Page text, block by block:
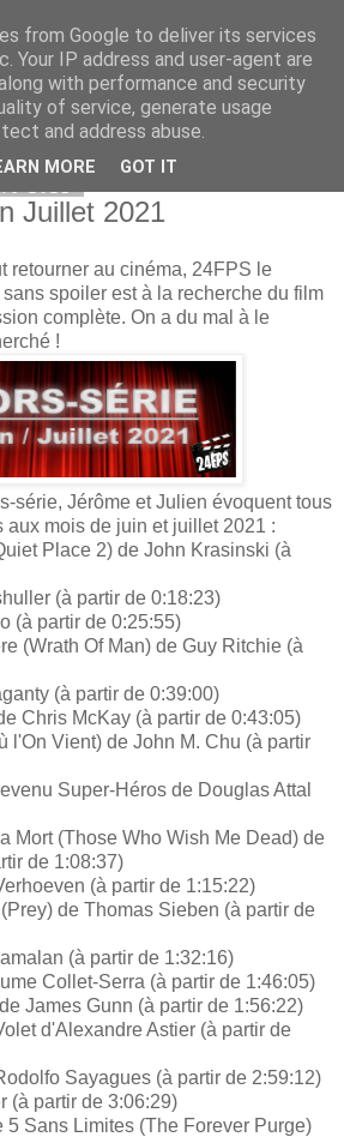
Juillet 2021
retourner au cinéma, 24FPS le
spoiler est à la recherche du film
complète. On a du mal à le
!
série, Jérôme et Julien évoquent tous
aux mois de juin et juillet 2021 :
Place 2) de John Krasinski (à
(à partir de 0:18:23)
(à partir de 0:25:55)
(Wrath Of Man) de Guy Ritchie (à
(à partir de 0:39:00)
Chris McKay (à partir de 0:43:05)
l'On Vient) de John M. Chu (à partir
Super-Héros de Douglas Attal
Mort (Those Who Wish Me Dead) de
de 1:08:37)
(à partir de 1:15:22)
de Thomas Sieben (à partir de
(à partir de 1:32:16)
Collet-Serra (à partir de 1:46:05)
James Gunn (à partir de 1:56:22)
d'Alexandre Astier (à partir de
Sayagues (à partir de 2:59:12)
(à partir de 3:06:29)
5 Sans Limites (The Forever Purge)
from Google to deliver its services
Your IP address and user-agent are
with performance and security
of service, generate usage
and address abuse.
MORE GOT IT